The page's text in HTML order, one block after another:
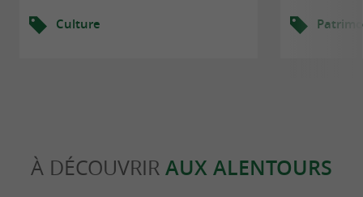
Culture
À DÉCOUVRIR AUX ALENTOURS